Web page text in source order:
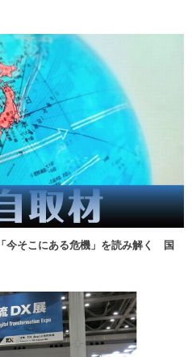
今そこにある危機」を読み解く 国